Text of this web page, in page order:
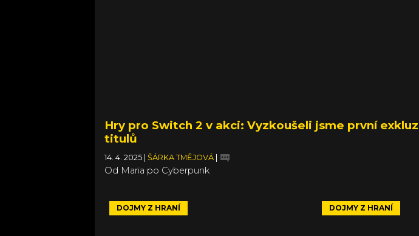
Hry pro Switch 2 v akci: Vyzkoušeli jsme první
titulů
14. 4. 2025 ŠÁRKA TMĚJOVÁ
Od Maria po Cyberpunk
DOJMY Z HRANÍ DOJMY Z HRANÍ